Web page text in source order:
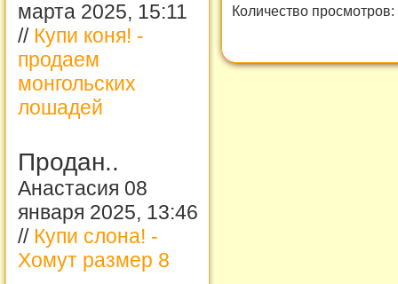
марта 2025, 15:11
// Купи коня! -
продаем
монгольских
лошадей
Продан..
Анастасия 08
января 2025, 13:46
// Купи слона! -
Хомут размер 8
Количество просмотров: